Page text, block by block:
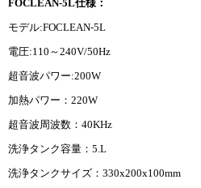
FOCLEAN-5L仕様：
モデル:FOCLEAN-5L
電圧:110～240V/50Hz
超音波パワー:200W
加熱パワー：220W
超音波周波数：40KHz
洗浄タンク容量：5.L
洗浄タンクサイズ：330x200x100mm